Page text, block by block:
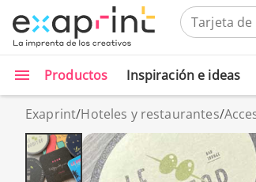
Productos Inspiración e ideas
Exaprint/Hoteles y restaurantes/